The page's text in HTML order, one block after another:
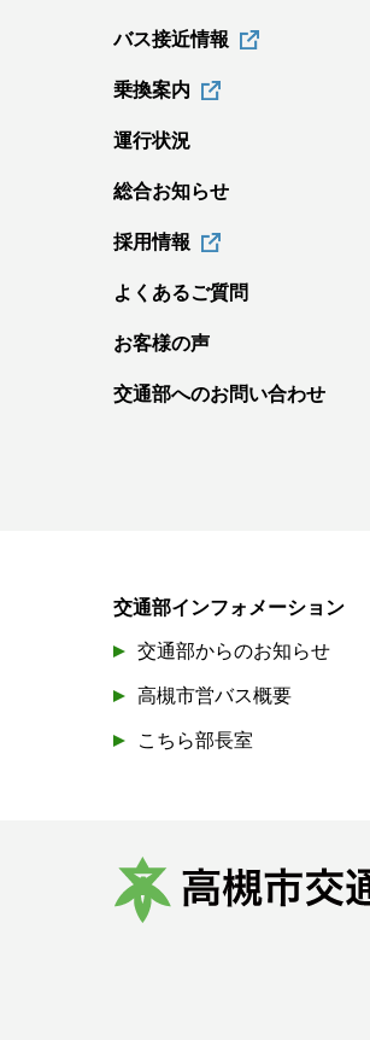
バス接近情報
乗換案内
運行状況
総合お知らせ
採用情報
よくあるご質問
お客様の声
交通部へのお問い合わせ
交通部インフォメーション
交通部からのお知らせ
高槻市営バス概要
こちら部長室